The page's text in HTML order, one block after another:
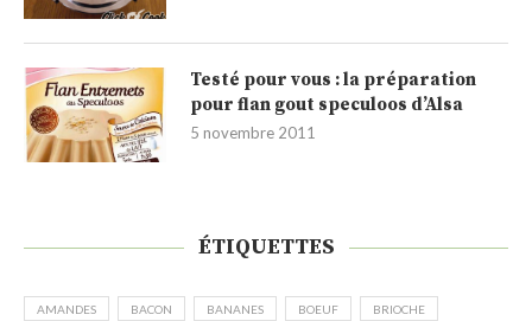
Testé pour vous : la préparation
pour flan gout speculoos d’Alsa
5 novembre 2011
ÉTIQUETTES
AMANDES BACON BANANES BOEUF BRIOCHE